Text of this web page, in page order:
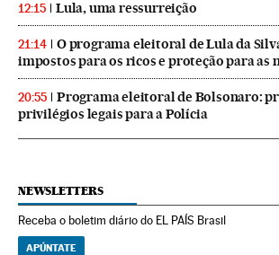
12:15 Lula, uma ressurreição
21:14
O programa eleitoral de Lula da
impostos para os ricos e proteção para as
20:55
Programa eleitoral de Bolsonaro:
privilégios legais para a Polícia
NEWSLETTERS
Receba o boletim diário do EL PAÍS Brasil
APÚNTATE